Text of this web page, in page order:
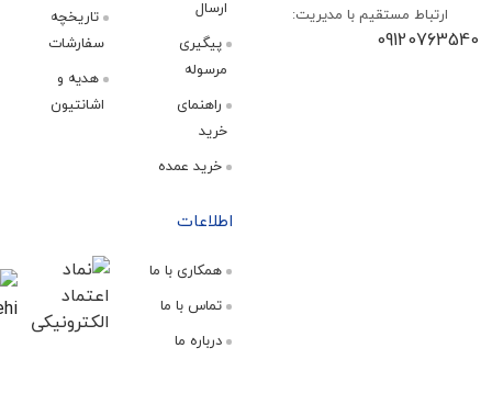
مستقیم با مدیریت:
خرید عمده
همکاری با ما
تماس با ما